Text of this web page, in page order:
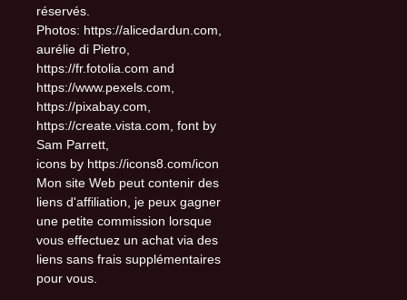
réservés.
Photos: https://alicedardun.com,
aurélie di Pietro,
https://fr.fotolia.com and
https://www.pexels.com,
https://pixabay.com,
https://create.vista.com, font by
Sam Parrett,
icons by https://icons8.com/icon
Mon site Web peut contenir des
liens d'affiliation, je peux gagner
une petite commission lorsque
vous effectuez un achat via des
liens sans frais supplémentaires
pour vous.